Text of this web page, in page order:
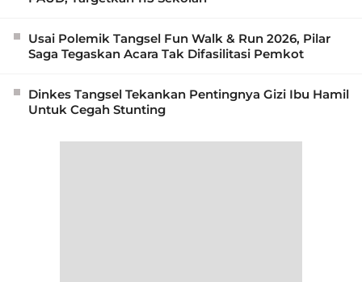
Usai Polemik Tangsel Fun Walk & Run 2026, Pilar
Saga Tegaskan Acara Tak Difasilitasi Pemkot
Dinkes Tangsel Tekankan Pentingnya Gizi Ibu Hamil
Untuk Cegah Stunting